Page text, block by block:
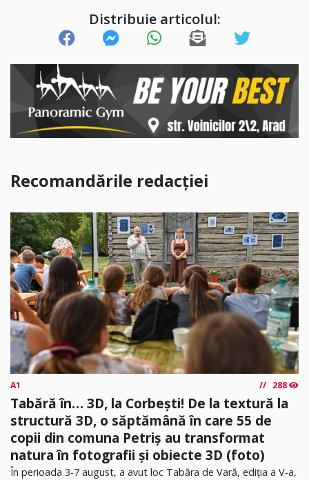
Distribuie articolul:
Recomandările redacției
A1 288
Tabără în… 3D, la Corbești! De la textură la
structură 3D, o săptămână în care 55 de
copii din comuna Petriș au transformat
natura în fotografii și obiecte 3D (foto)
În perioada 3-7 august, a avut loc Tabăra de Vară, ediția a V-a,